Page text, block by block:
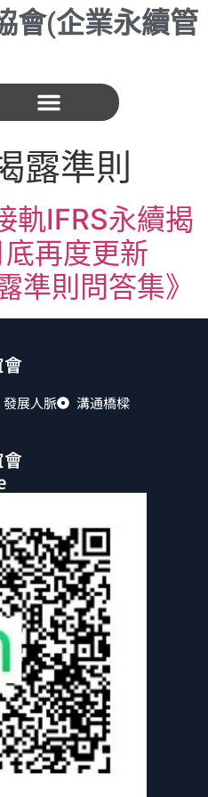
會(企業永續管
露準則
軌IFRS永續揭
再度更新
準則問答集》
發展人脈 溝通橋樑